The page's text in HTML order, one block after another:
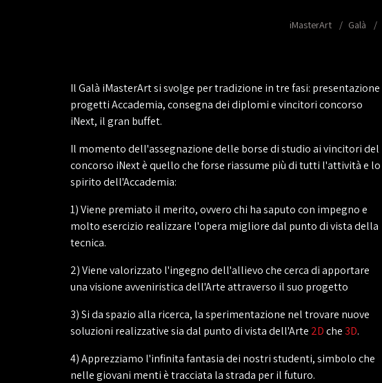
iMasterArt Galà
Il Galà iMasterArt si svolge per tradizione in tre fasi: presentazione
progetti Accademia, consegna dei diplomi e vincitori concorso
iNext, il gran buffet.
Il momento dell'assegnazione delle borse di studio ai vincitori del
concorso iNext è quello che forse riassume più di tutti l'attività e lo
spirito dell'Accademia:
1) Viene premiato il merito, ovvero chi ha saputo con impegno e
molto esercizio realizzare l'opera migliore dal punto di vista della
tecnica.
2) Viene valorizzato l'ingegno dell'allievo che cerca di apportare
una visione avveniristica dell'Arte attraverso il suo progetto
3) Si da spazio alla ricerca, la sperimentazione nel trovare nuove
soluzioni realizzative sia dal punto di vista dell'Arte 2Dche 3D.
4) Apprezziamo l'infinita fantasia dei nostri studenti, simbolo che
nelle giovani menti è tracciata la strada per il futuro.